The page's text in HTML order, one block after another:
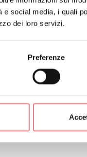
e social media, i quali
dei loro servizi.
Preferenze